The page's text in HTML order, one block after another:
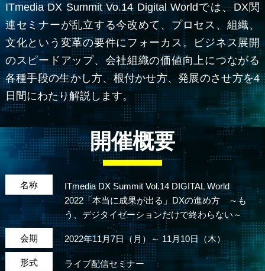
ITmedia DX Summit Vo.14 Digital Worldでは、DX関
連セミナーが乱立する今改めて、プロセス、組織、
文化という変革の要件にフォーカス。ビジネス展開
のスピードアップ、会社組織の価値向上につながる
各種手段の生かし方、根付かせ方、発展のさせ方を4
日間にわたり解説します。
開催概要
名称
ITmedia DX Summit Vol.14 DIGITAL World
2022「本当に成果が出る」DXの進め方 ～も
う、デジタイゼーションだけで終わらない～
会期 2022年11月7日（月）～ 11月10日（木）
形式 ライブ配信セミナー